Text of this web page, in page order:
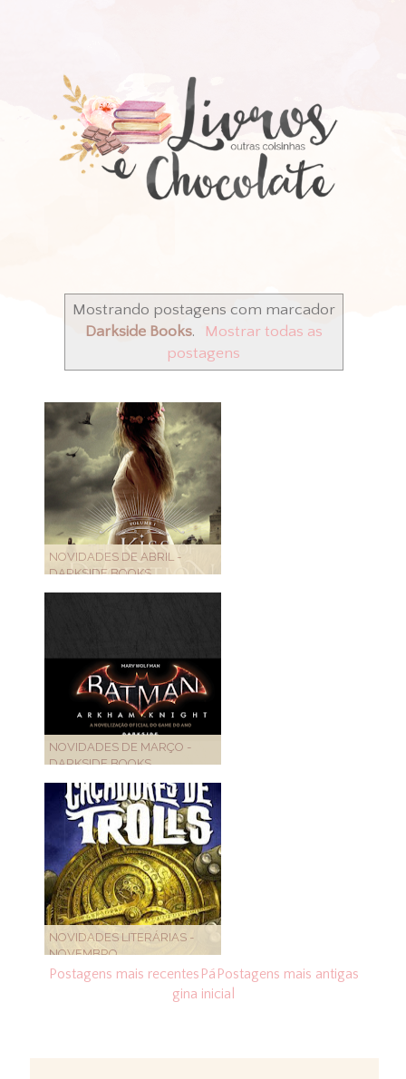
Mostrando postagens com marcador
Darkside Books.
Mostrar todas as
postagens
NOVIDADES DE ABRIL -
DARKSIDE BOOKS
NOVIDADES DE MARÇO -
DARKSIDE BOOKS
NOVIDADES LITERÁRIAS -
NOVEMBRO
Postagens mais recentes Postagens mais antigas
Pá
gina inicial